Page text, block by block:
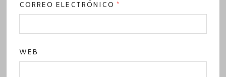
CORREO ELECTRÓNICO*
WEB